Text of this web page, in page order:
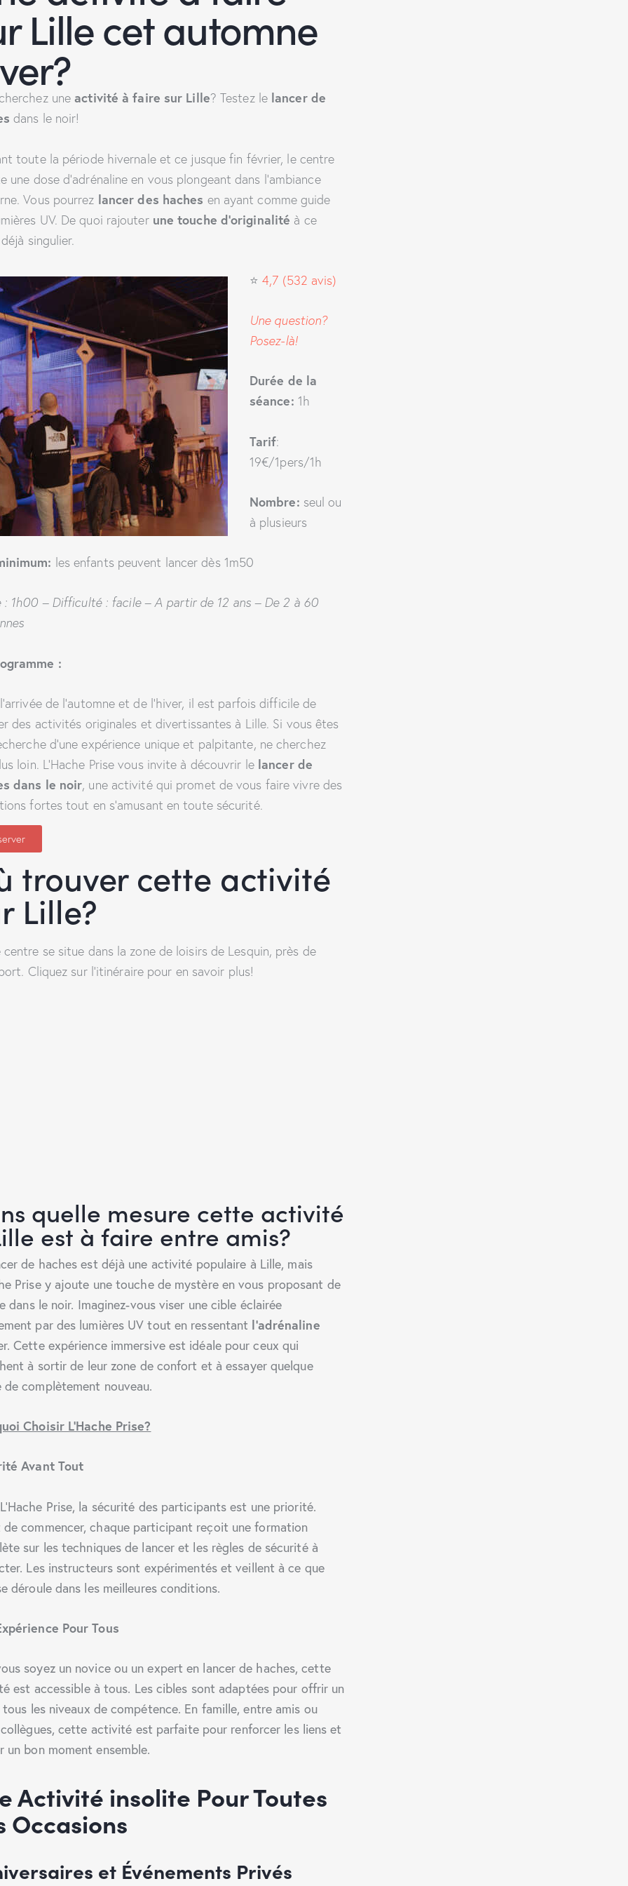
Lille cet automne
uneactivité à faire sur Lille? Testez le lancer de
dans le noir!
toute la période hivernale et ce jusque fin février, le centre
une dose d’adrénaline en vous plongeant dans l’ambiance
Vous pourrez lancer des haches en ayant comme guide
UV. De quoi rajouter une touche d’originalité à ce
déjà singulier.
⭐ 4,7 (532 avis)
Une question?
Posez-là!
Durée de la
séance: 1h
Tarif:
19€/1pers/1h
Nombre: seul ou
à plusieurs
les enfants peuvent lancer dès 1m50
: 1h00 – Difficulté : facile – A partir de 12 ans – De 2 à 60
:
de l’automne et de l’hiver, il est parfois difficile de
des activités originales et divertissantes à Lille. Si vous êtes
d’une expérience unique et palpitante, ne cherchez
loin. L’Hache Prise vous invite à découvrir le lancer de
dans le noir, une activité qui promet de vous faire vivre des
fortes tout en s’amusant en toute sécurité.
trouver cette activité
Lille?
se situe dans la zone de loisirs de Lesquin, près de
Cliquez sur l’itinéraire pour en savoir plus!
quelle mesure cette activité
est à faire entre amis?
de haches est déjà une activité populaire à Lille, mais
Prise y ajoute une touche de mystère en vous proposant de
dans le noir. Imaginez-vous viser une cible éclairée
par des lumières UV tout en ressentant l’adrénaline
Cette expérience immersive est idéale pour ceux qui
à sortir de leur zone de confort et à essayer quelque
de complètement nouveau.
Choisir L’Hache Prise?
Avant Tout
Prise, la sécurité des participants est une priorité.
de commencer, chaque participant reçoit une formation
sur les techniques de lancer et les règles de sécurité à
Les instructeurs sont expérimentés et veillent à ce que
déroule dans les meilleures conditions.
Pour Tous
soyez un novice ou un expert en lancer de haches, cette
est accessible à tous. Les cibles sont adaptées pour offrir un
les niveaux de compétence. En famille, entre amis ou
cette activité est parfaite pour renforcer les liens et
un bon moment ensemble.
Activité insolite Pour Toutes
Occasions
et Événements Privés